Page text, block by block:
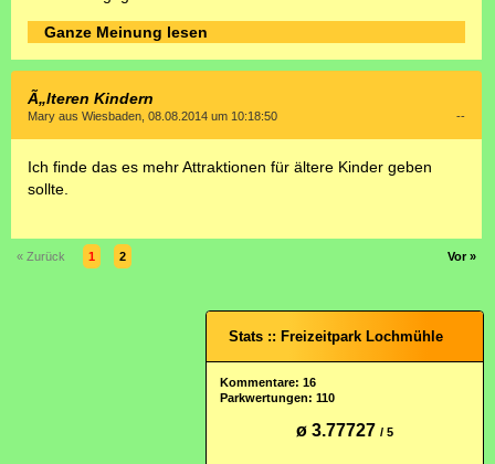
Ganze Meinung lesen
Ã„lteren Kindern
Mary aus Wiesbaden, 08.08.2014 um 10:18:50 --
Ich finde das es mehr Attraktionen für ältere Kinder geben
sollte.
« Zurück 1 2 Vor »
Stats :: Freizeitpark Lochmühle
Kommentare: 16
Parkwertungen: 110
ø 3.77727 / 5